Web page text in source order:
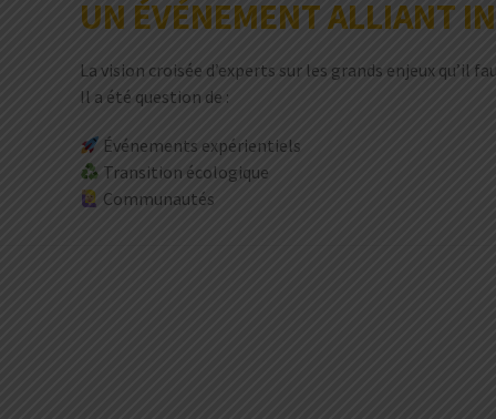
UN ÉVÉNEMENT ALLIANT
La vision croisée d’experts sur les grands enjeux qu’il
Il a été question de :
Événements expérientiels
Transition écologique
Communautés